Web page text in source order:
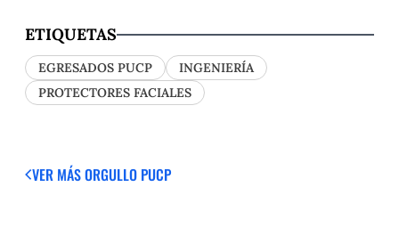
ETIQUETAS
EGRESADOS PUCP
INGENIERÍA
PROTECTORES FACIALES
VER MÁSORGULLO PUCP